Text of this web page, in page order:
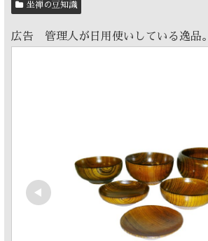
坐禅の豆知識
広告 管理人が日用使いしている逸品。